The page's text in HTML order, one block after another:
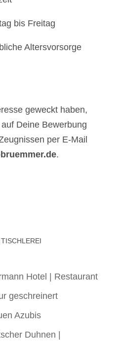
bis Freitag
Altersvorsorge
geweckt haben,
Deine Bewerbung
per E-Mail
.
Hotel | Restaurant
geschreinert
Azubis
Duhnen |